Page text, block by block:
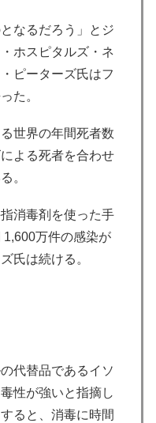
なるだろう」とジ
ホスピタルズ・ネ
ピーターズ氏はフ
た。
世界の年間死者数
よる死者を合わせ
。
消毒剤を使った手
万件の感染が
氏は続ける。
代替品であるイソ
性が強いと指摘し
ると、消毒に時間